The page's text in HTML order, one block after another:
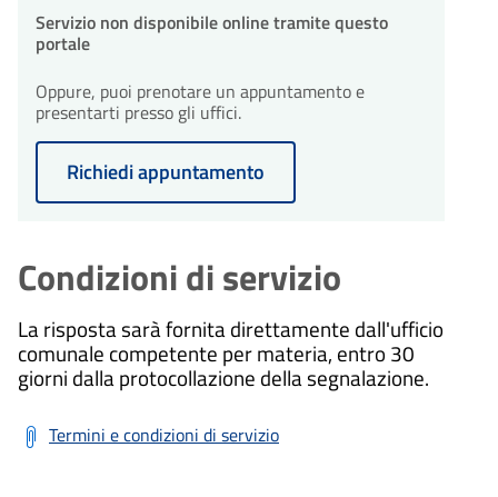
Servizio non disponibile online tramite questo
portale
Oppure, puoi prenotare un appuntamento e
presentarti presso gli uffici.
Richiedi appuntamento
Condizioni di servizio
La risposta sarà fornita direttamente dall'ufficio
comunale competente per materia, entro 30
giorni dalla protocollazione della segnalazione.
Termini e condizioni di servizio